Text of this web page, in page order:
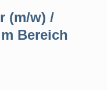
(m/w) /
Bereich